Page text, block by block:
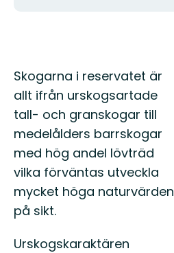
Beskrivning
Skogarna i reservatet är
allt ifrån urskogsartade
tall- och granskogar till
medelålders barrskogar
med hög andel lövträd
vilka förväntas utveckla
mycket höga naturvärden
på sikt.
Urskogskaraktären